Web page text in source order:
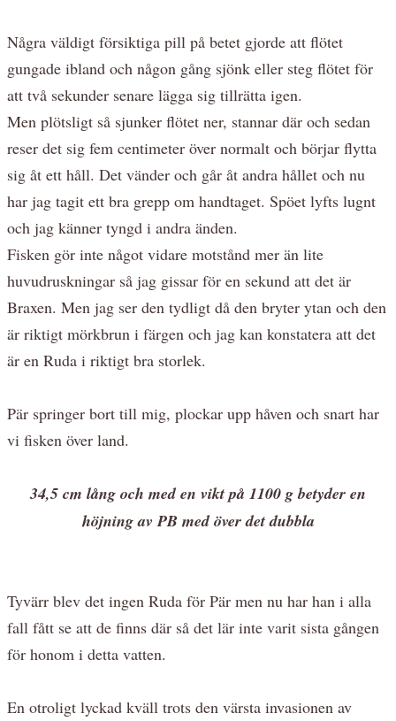
Några väldigt försiktiga pill på betet gjorde att flötet
gungade ibland och någon gång sjönk eller steg flötet för
att två sekunder senare lägga sig tillrätta igen.
Men plötsligt så sjunker flötet ner, stannar där och sedan
reser det sig fem centimeter över normalt och börjar flytta
sig åt ett håll. Det vänder och går åt andra hållet och nu
har jag tagit ett bra grepp om handtaget. Spöet lyfts lugnt
och jag känner tyngd i andra änden.
Fisken gör inte något vidare motstånd mer än lite
huvudruskningar så jag gissar för en sekund att det är
Braxen. Men jag ser den tydligt då den bryter ytan och den
är riktigt mörkbrun i färgen och jag kan konstatera att det
är en Ruda i riktigt bra storlek.
Pär springer bort till mig, plockar upp håven och snart har
vi fisken över land.
34,5 cm lång och med en vikt på 1100 g betyder en
höjning av PB med över det dubbla
Tyvärr blev det ingen Ruda för Pär men nu har han i alla
fall fått se att de finns där så det lär inte varit sista gången
för honom i detta vatten.
En otroligt lyckad kväll trots den värsta invasionen av